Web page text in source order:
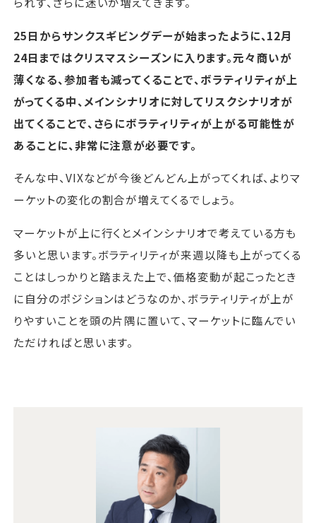
25日からサンクスギビングデーが始まったように、12月
24日まではクリスマスシーズンに入ります。元々商いが
薄くなる、参加者も減ってくることで、ボラティリティが上
がってくる中、メインシナリオに対してリスクシナリオが
出てくることで、さらにボラティリティが上がる可能性が
あることに、非常に注意が必要です。
そんな中、VIXなどが今後どんどん上がってくれば、よりマ
ーケットの変化の割合が増えてくるでしょう。
マーケットが上に行くとメインシナリオで考えている方も
多いと思います。ボラティリティが来週以降も上がってくる
ことはしっかりと踏まえた上で、価格変動が起こったとき
に自分のポジションはどうなのか、ボラティリティが上が
りやすいことを頭の片隅に置いて、マーケットに臨んでい
ただければと思います。